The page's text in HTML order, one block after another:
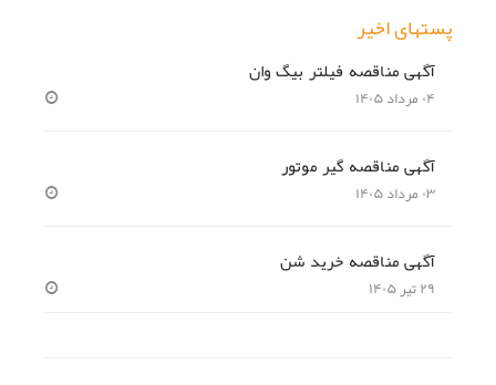
پستهای اخیر
آگهی مناقصه فیلتر بیگ وان
۰۴ مرداد ۱۴۰۵
آگهی مناقصه گیر موتور
۰۳ مرداد ۱۴۰۵
آگهی مناقصه خرید شن
۲۹ تیر ۱۴۰۵